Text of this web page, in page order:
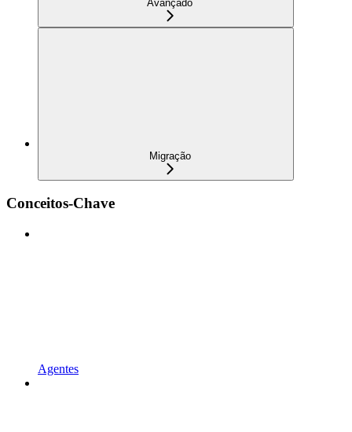
Avançado
Migração
Conceitos-Chave
Agentes